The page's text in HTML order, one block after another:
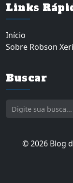
Links
Início
Sobre Robson
Buscar
© 2026 Blog